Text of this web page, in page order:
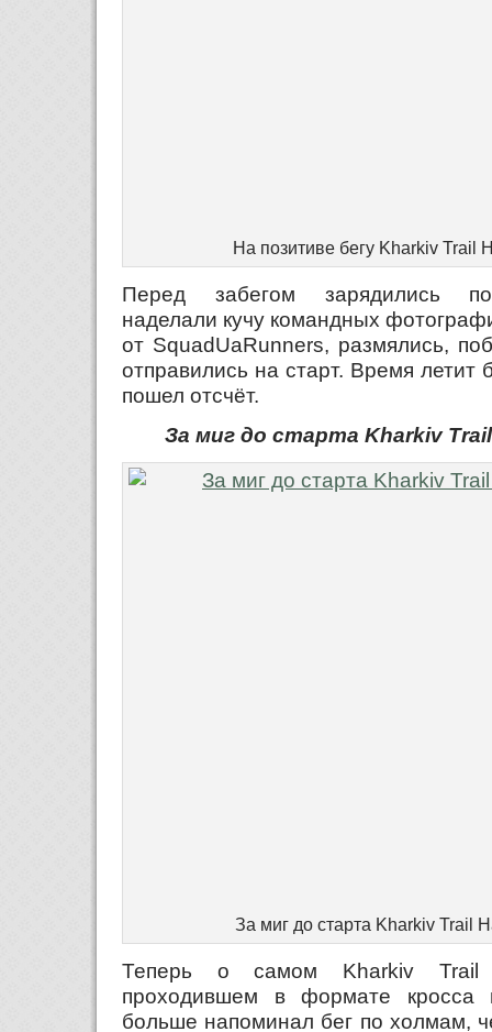
На позитиве бегу Kharkiv Trail
Перед забегом зарядились
наделали кучу командных
от SquadUaRunners, размялись,
отправились на старт. Время летит
пошел отсчёт.
За миг до старта Kharkiv
За миг до старта Kharkiv Trail
Теперь о самом Kharkiv Trail
проходившем в формате кросса
больше напоминал бег по холмам,